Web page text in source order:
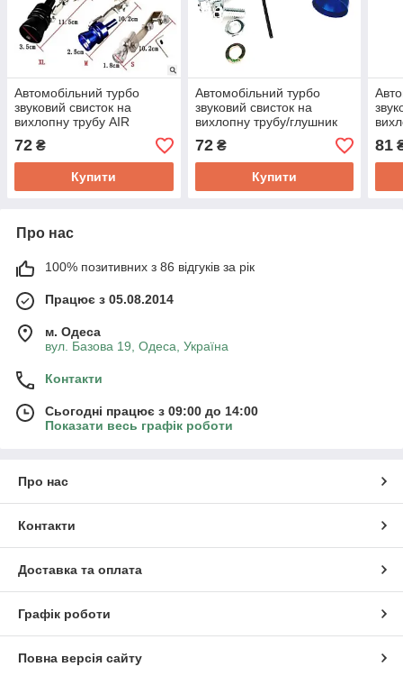
Автомобільний турбо
звуковий свисток на
вихлопну трубу AIR
TURBO SOUND M
72 ₴
Купити
Автомобільний турбо
звуковий свисток на
вихлопну трубу/глушник
AIR TURBO SOUND SL-
1290 (S1.0-1.6L
72₴
Купити
AIR
81
Про нас
100% позитивних з 86 відгуків за рік
Працює з 05.08.2014
м. Одеса
вул. Базова 19, Одеса, Україна
Контакти
Сьогодні працює з 09:00 до 14:00
Показати весь графік роботи
Про нас
Контакти
Доставка та оплата
Графік роботи
Повна версія сайту